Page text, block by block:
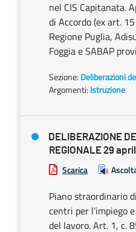
nel CIS Capitanata.
di Accordo (ex art.
Regione Puglia,
Foggia e SABAP
Sezione: Deliberazioni
Argomenti: Istruzione
DELIBERAZIONE
REGIONALE 29
Scarica
Piano straordinario
centri per l’impiego
del lavoro. Art. 1, c.